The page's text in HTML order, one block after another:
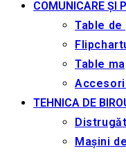
COMUNICARE ȘI
Table de
Table
TEHNICA DE
Mașini